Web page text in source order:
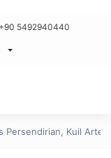
+90 5492940440
Persendirian, Kuil